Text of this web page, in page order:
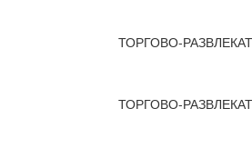
ТОРГОВО-
ТОРГОВО-